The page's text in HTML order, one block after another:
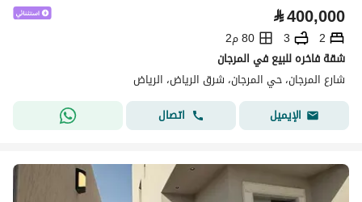
⃁400,000
2
3
80 م2
شقة فاخره للبيع في المرجان
شارع المرجان، حي المرجان، شرق الرياض، الرياض
الإيميل
اتصال